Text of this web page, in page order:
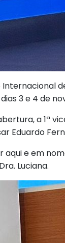
Internacional
3 e 4 de
a 1ª
Eduardo
aqui e em
Luciana.